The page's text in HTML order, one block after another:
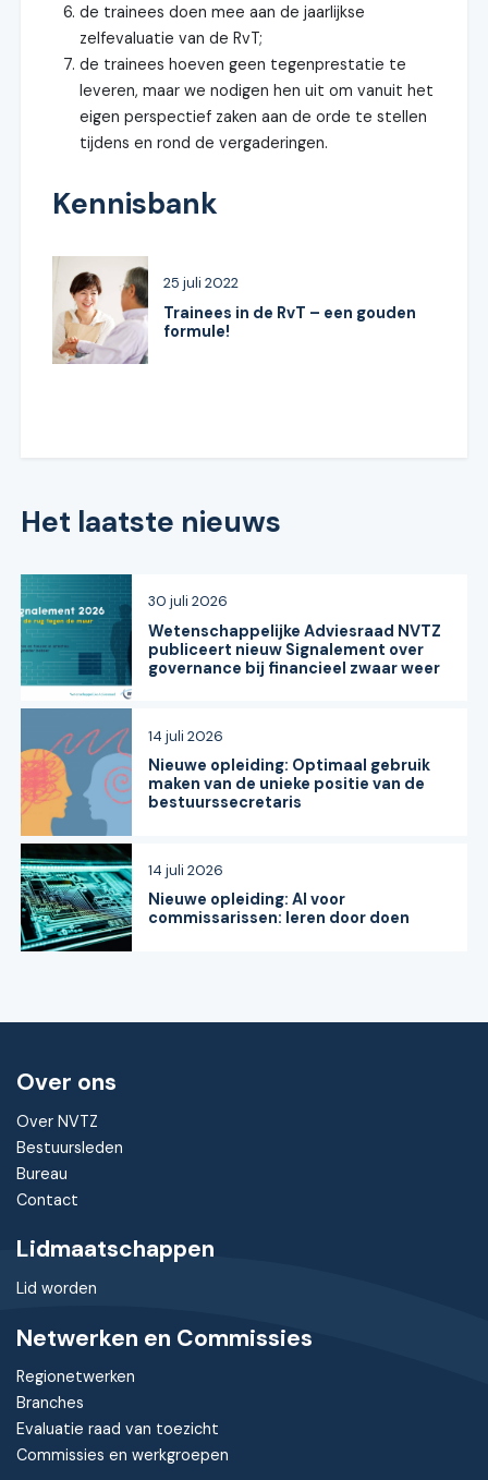
de trainees doen mee aan de jaarlijkse
zelfevaluatie van de RvT;
de trainees hoeven geen tegenprestatie te
leveren, maar we nodigen hen uit om vanuit het
eigen perspectief zaken aan de orde te stellen
tijdens en rond de vergaderingen.
Kennisbank
Trainees in de RvT – een gouden
formule!
25 juli 2022
Het laatste nieuws
Wetenschappelijke Adviesraad NVTZ
publiceert nieuw Signalement over
governance bij financieel zwaar weer
30 juli 2026
Nieuwe opleiding: Optimaal gebruik
maken van de unieke positie van de
bestuurssecretaris
14 juli 2026
Nieuwe opleiding: AI voor
commissarissen: leren door doen
14 juli 2026
Over ons
Over NVTZ
Bestuursleden
Bureau
Contact
Lidmaatschappen
Lid worden
Netwerken en Commissies
Regionetwerken
Branches
Evaluatie raad van toezicht
Commissies en werkgroepen